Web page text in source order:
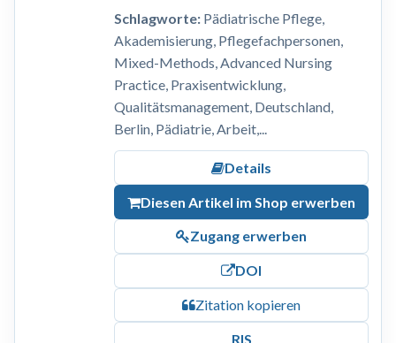
Schlagworte:Pädiatrische Pflege,
Akademisierung, Pflegefachpersonen,
Mixed-Methods, Advanced Nursing
Practice, Praxisentwicklung,
Qualitätsmanagement, Deutschland,
Berlin, Pädiatrie, Arbeit,...
Details
Diesen Artikel im Shop erwerben
Zugang erwerben
DOI
Zitation kopieren
RIS